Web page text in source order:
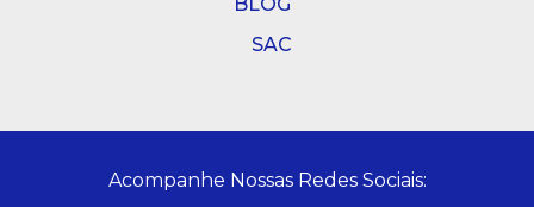
SAC
Acompanhe Nossas Redes Sociais: